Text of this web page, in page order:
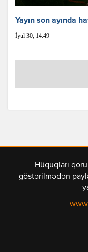
Yayın son ayında
İyul 30, 14:49
Hüquqları
göstərilmədən